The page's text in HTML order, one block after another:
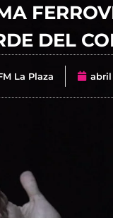
DEL
La Plaza abril